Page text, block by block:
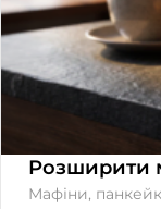
Розширити
Мафіни,